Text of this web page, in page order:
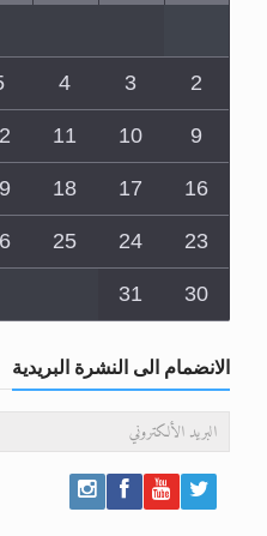
2
3
4
9
10
11
16
17
18
23
24
25
30
31
الانضمام الى النشرة البريدية